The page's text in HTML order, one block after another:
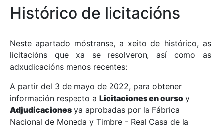
Mostrar/Ocultar
Mostrar/Ocultar
Mostrar/Ocultar
Histórico de licitacións
Neste apartado móstranse, a xeito de histórico, as
licitacións que xa se resolveron, así como as
adxudicacións menos recentes:
A partir del 3 de mayo de 2022, para obtener
información respecto a Licitaciones en curso y
Adjudicaciones ya aprobadas por la Fábrica
Nacional de Moneda y Timbre - Real Casa de la